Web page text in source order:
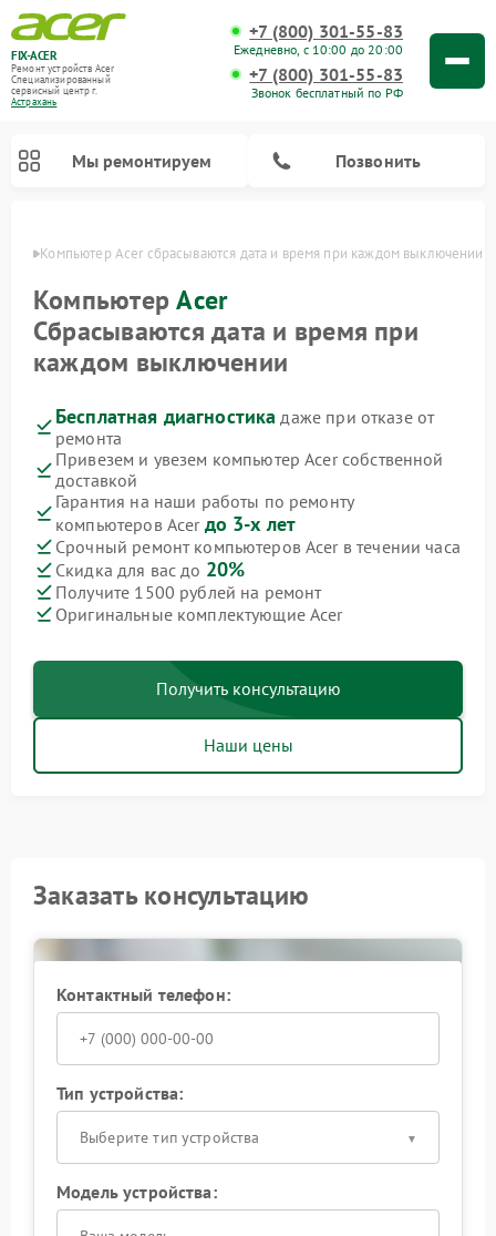
FIX-ACER
Ремонт устройств Acer
Специализированный
cервисный центр г.
Астрахань
+7 (800) 301-55-83
Ежедневно, с 10:00 до 20:00
+7 (800) 301-55-83
Звонок бесплатный по РФ
Мы ремонтируем Позвонить
Компьютер Acer сбрасываются дата и время при каждом выключении
КомпьютерAcer
Сбрасываются дата и время при
каждом выключении
Бесплатная диагностика даже при отказе от
ремонта
Привезем и увезем компьютер Acer собственной
доставкой
Гарантия на наши работы по ремонту
компьютеров Acer до 3-х лет
Срочный ремонт компьютеров Acer в течении часа
Скидка для вас до 20%
Получите 1500 рублей на ремонт
Оригинальные комплектующие Acer
Получить консультацию
Наши цены
Заказать консультацию
Контактный телефон:
Тип устройства:
Выберите тип устройства
Модель устройства: